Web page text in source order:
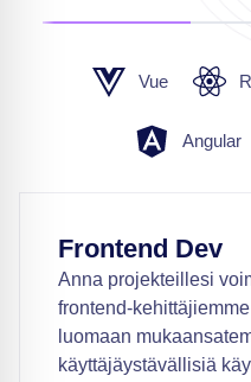
Vue
Angular
Frontend Dev
Anna projekteillesi
frontend-
luomaan
käyttäjäystävällisiä